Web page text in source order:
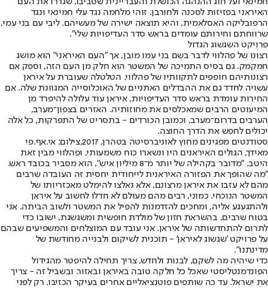
האיראני בפזיזות לסכנה ולחורבן. זוהי מלחמה נגד עלי חמינאי ונגד
הרפובליקה האסלאמית, והיא תוצאה ישירה של מעשיהם. ליבי עם בני עמי,
שרווחתם וחירותם עומדים בראש סדר העדיפויות שלי".
פרויקט השגשוג הגדול
רצונו של פהלווי לדבר בשם בני עמו מובן, אך "העם האיראני" הוא מושג
חמקמק. גם בסיס התמיכה של המשטר הוא חלק מן העם הזה, וספק אם
רצונותיהם חופפים לתקוותיו של פהלווי. הטלטלה שעוברת על איראן
עשויה לחדד גם את ההבדלים האתניים של האוכלוסייה המגוונת שלה. אם
החירות עומדת בראש סדר העדיפויות, איראן עוד עלולה להיפרד מן
המיעוטים הרבים שמאכלסים את מחוזותיה. האזרים בצפון־מערב,
הערבים בדרום־מערב, וכמובן הכורדים - בתסריט של התפרקות, כל אלה
יכולים לחפש את הדרך החוצה.
סטודנטים מפגינים מחוץ לאוניברסיטה בטהרן, 2017,צילום: אי.אף.פי
מאידך, הגולים האיראנים היו ונשארו כוח משמעותי, ופהלווי מבין זאת
היטב. "מדובר בקהילה של יותר מ־8 מיליון איש", הוא מסביר בכובד ראש.
"מה שהופך את הפזורה האיראנית לייחודית יחסית זה העובדה שרבים
מהם לא עזבו את איראן מרצונם, אלא נאלצו להימלט מאכזריותו של
המשטר הנוכחי. כמוני, רבים מהם מעולם לא חדלו לחשוב על איראן
ולהתגעגע אליה, ומחכים להזדמנות להפיל את המשטר ולשוב הביתה. אני
בטוח שרבים, בהשראת חזון של מולדת חופשית ומשגשגת, ישובו כדי
לתרום להתחדשותה של איראן. אני עובד עם המוצלחים והמשפיעים שבהם
על פרויקט 'שגשוג לאיראן' - תוכנית לשיקום ולבנייה מחודשת של
מדינתנו".
כדי שיהיה מה לשקם, לבנות ולחדש, צריך תחילה להיפטר מהגידול
הפונדמנטליסטי שאכל כל חלקה טובה באיראן ובאזור. ובשביל זה - צריך
את ישראל. עד כה שותפים פוטנציאליים אחרים בעיקר הכזיבו. רק לפני